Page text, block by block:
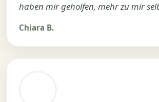
haben mir geholfen, mehr zu mir
Chiara B.